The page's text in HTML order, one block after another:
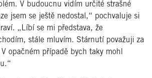
V budoucnu vidím určité strašné
jsem se ještě nedostal,“ pochvaluje si
„Líbí se mi představa, že
stále mluvím. Stárnutí považuji za
opačném případě bych taky mohl